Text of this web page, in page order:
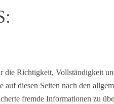
die Richtigkeit, Vollständigkeit
diesen Seiten nach den
fremde Informationen zu